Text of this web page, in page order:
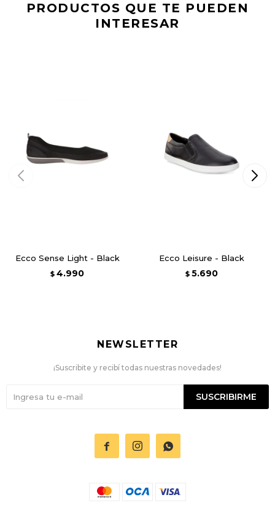
PRODUCTOS QUE TE PUEDEN
INTERESAR
Ecco Sense Light - Black
$ 4.990
Ecco Leisure - Black
$ 5.690
  
NEWSLETTER
¡Suscribite y recibí todas nuestras novedades!
SUSCRIBIRME